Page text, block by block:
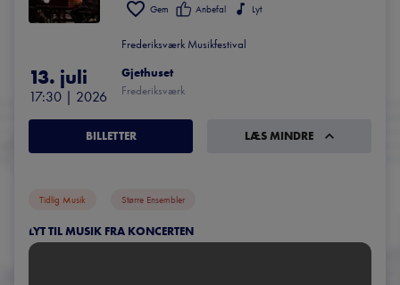
Gem Anbefal Lyt
Frederiksværk Musikfestival
13. juli
17:30 | 2026
Gjethuset
Frederiksværk
BILLETTER LÆS MINDRE
Tidlig Musik Større Ensembler
LYT TIL MUSIK FRA KONCERTEN